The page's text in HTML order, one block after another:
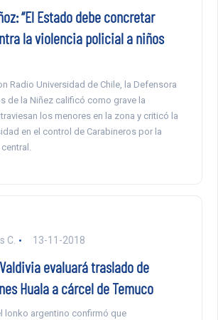
“El Estado debe concretar
la violencia policial a niños
Radio Universidad de Chile, la Defensora
de la Niñez calificó como grave la
los menores en la zona y criticó la
en el control de Carabineros por la
C. 13-11-2018
evaluará traslado de
Huala a cárcel de Temuco
lonko argentino confirmó que